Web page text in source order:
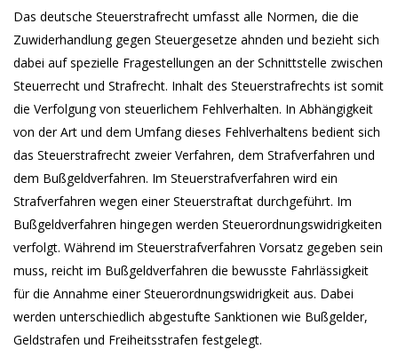
Das deutsche Steuerstrafrecht umfasst alle Normen, die die
Zuwiderhandlung gegen Steuergesetze ahnden und bezieht sich
dabei auf spezielle Fragestellungen an der Schnittstelle zwischen
Steuerrecht und Strafrecht. Inhalt des Steuerstrafrechts ist somit
die Verfolgung von steuerlichem Fehlverhalten. In Abhängigkeit
von der Art und dem Umfang dieses Fehlverhaltens bedient sich
das Steuerstrafrecht zweier Verfahren, dem Strafverfahren und
dem Bußgeldverfahren. Im Steuerstrafverfahren wird ein
Strafverfahren wegen einer Steuerstraftat durchgeführt. Im
Bußgeldverfahren hingegen werden Steuerordnungswidrigkeiten
verfolgt. Während im Steuerstrafverfahren Vorsatz gegeben sein
muss, reicht im Bußgeldverfahren die bewusste Fahrlässigkeit
für die Annahme einer Steuerordnungswidrigkeit aus. Dabei
werden unterschiedlich abgestufte Sanktionen wie Bußgelder,
Geldstrafen und Freiheitsstrafen festgelegt.